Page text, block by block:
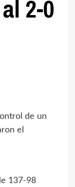
2-0
de un
el
137-98